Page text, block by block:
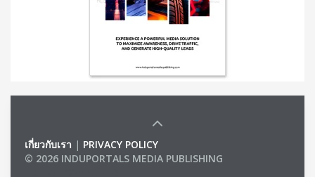
เกี่ยวกับเรา | PRIVACY POLICY
© 2026 INDUPORTALS MEDIA PUBLISHING